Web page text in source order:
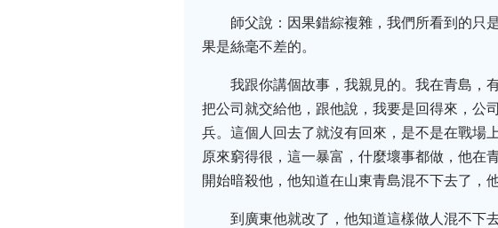
師父說：因果錯綜複雜，我們所看到的只
果是絲毫不差的。
我跟你講個故事，我親見的。我在青島，
把公司就交給他，跟他說，我要是回得來，公
兵。這個人回去了就沒有回來，是不是在戰場
原來窮得很，這一暴富，什麼壞事都做，他在
開始暗殺他，他知道在山東青島混不下去了，
到廣東他就改了，他知道這樣做人混不下